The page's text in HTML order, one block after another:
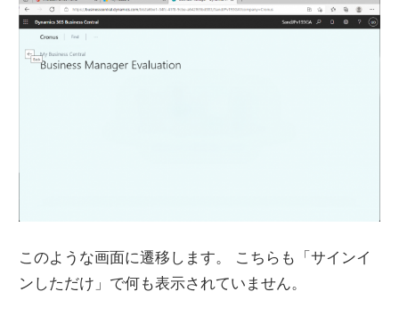
このような画面に遷移します。 こちらも「サインイ
ンしただけ」で何も表示されていません。